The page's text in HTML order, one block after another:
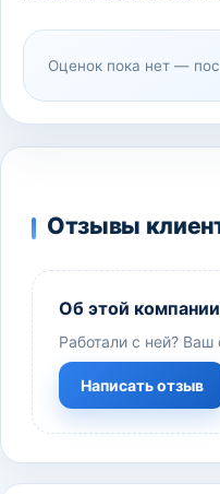
Оценок пока нет —
Отзывы
Об этой
Работали с ней?
Написать отзыв